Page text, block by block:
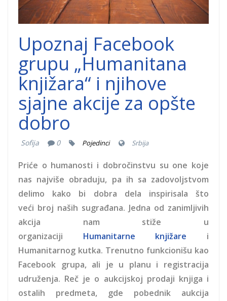
Upoznaj Facebook
grupu „Humanitana
knjižara“ i njihove
sjajne akcije za opšte
dobro
Sofija 0 Pojedinci Srbija
Priće o humanosti i dobročinstvu su one koje
nas najviše obraduju, pa ih sa zadovoljstvom
delimo kako bi dobra dela inspirisala što
veći broj naših sugrađana. Jedna od zanimljivih
akcija nam stiže u
organizaciji Humanitarne knjižare i
Humanitarnog kutka. Trenutno funkcionišu kao
Facebook grupa, ali je u planu i registracija
udruženja. Reč je o aukcijskoj prodaji knjiga i
ostalih predmeta, gde pobednik aukcija